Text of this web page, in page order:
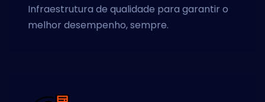
Infraestrutura de qualidade para garantir o
melhor desempenho, sempre.